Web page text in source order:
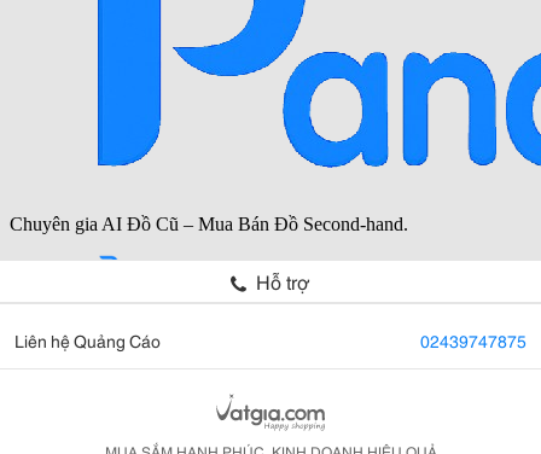
Hỗ trợ
Liên hệ Quảng Cáo 02439747875